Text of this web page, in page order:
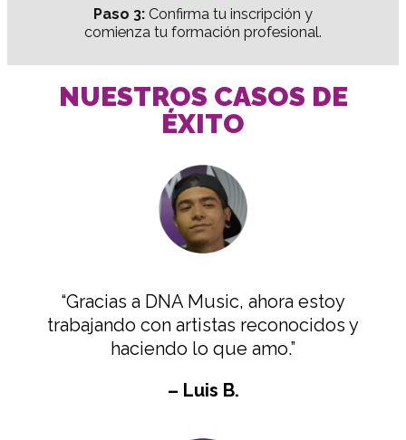
Paso 3: Confirma tu inscripción y
comienza tu formación profesional.
NUESTROS CASOS DE
ÉXITO
“Gracias a DNA Music, ahora estoy
trabajando con artistas reconocidos y
haciendo lo que amo.”
– Luis B.